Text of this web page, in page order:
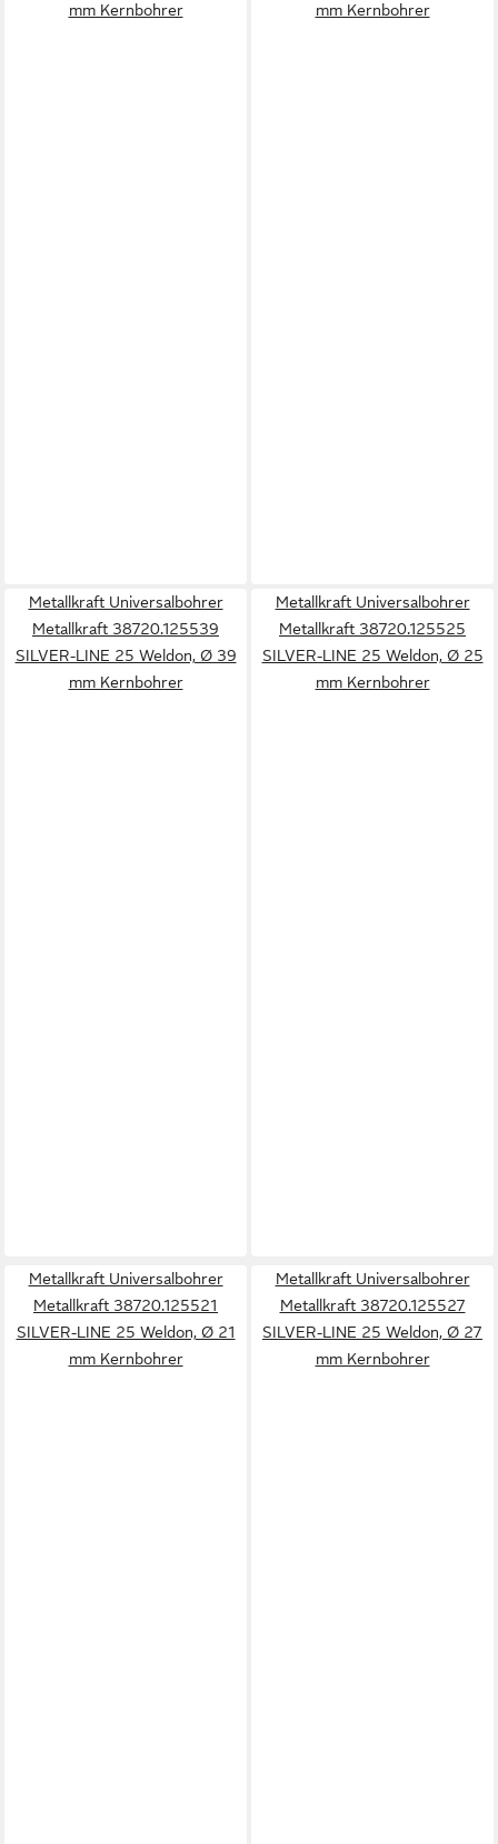
mm Kernbohrer mm Kernbohrer
Metallkraft Universalbohrer
Metallkraft 38720.125539
SILVER-LINE 25 Weldon, Ø 39
mm Kernbohrer
Metallkraft Universalbohrer
Metallkraft 38720.125525
SILVER-LINE 25 Weldon, Ø 25
mm Kernbohrer
Metallkraft Universalbohrer
Metallkraft 38720.125521
SILVER-LINE 25 Weldon, Ø 21
mm Kernbohrer
Metallkraft Universalbohrer
Metallkraft 38720.125527
SILVER-LINE 25 Weldon, Ø 27
mm Kernbohrer